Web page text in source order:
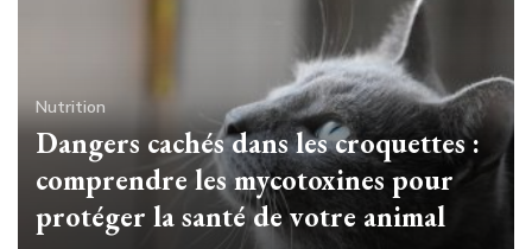
Nutrition
Dangers cachés dans les croquettes :
comprendre les mycotoxines pour
protéger la santé de votre animal